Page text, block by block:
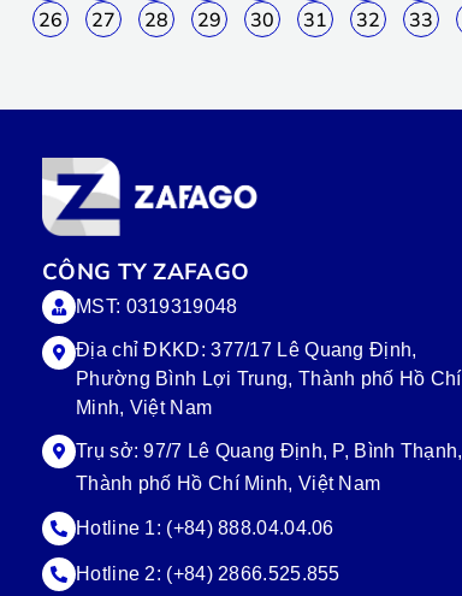
26
27 28 29 30 31 32 33
CÔNG TY ZAFAGO
MST: 0319319048
Địa chỉ ĐKKD: 377/17 Lê Quang Định,
Phường Bình Lợi Trung, Thành phố Hồ Chí
Minh, Việt Nam
Trụ sở:97/7 Lê Quang Định, P, Bình Thạnh,
Thành phố Hồ Chí Minh, Việt Nam
Hotline 1: (+84) 888.04.04.06
Hotline 2: (+84) 2866.525.855